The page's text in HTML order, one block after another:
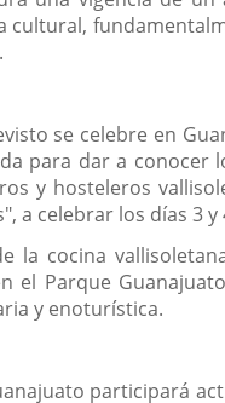
se celebre en
para dar a conocer
y hosteleros
a celebrar los días 3 y
la cocina
Parque
y enoturística.
participará